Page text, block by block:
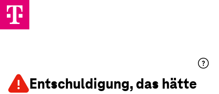
Entschuldigung, das hätte